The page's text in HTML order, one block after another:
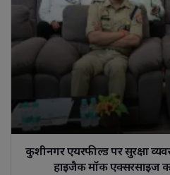
कुशीनगर एयरफील्ड पर सुरक्षा
हाइजैक मॉक